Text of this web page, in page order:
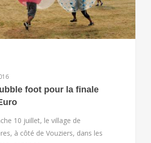
foot pour la finale
10 juillet, le village de
à côté de Vouziers, dans les